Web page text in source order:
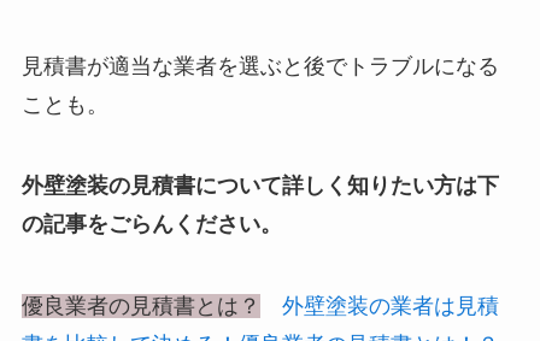
見積書が適当な業者を選ぶと後でトラブルになる
ことも。
外壁塗装の見積書について詳しく知りたい方は下
の記事をごらんください。
優良業者の見積書とは？
外壁塗装の業者は見積